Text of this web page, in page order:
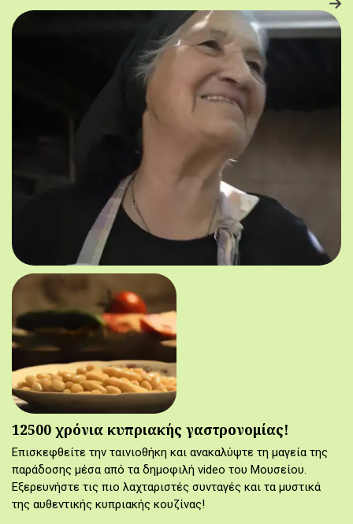
12500 χρόνια κυπριακής γαστρονομίας!
Επισκεφθείτε την ταινιοθήκη και ανακαλύψτε τη μαγεία της
παράδοσης μέσα από τα δημοφιλή video του Μουσείου.
Εξερευνήστε τις πιο λαχταριστές συνταγές και τα μυστικά
της αυθεντικής κυπριακής κουζίνας!